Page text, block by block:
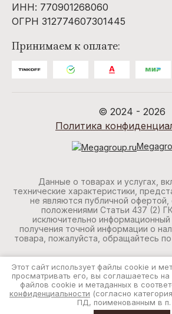
ИНН: 770901268060
ОГРН 312774607301445
Принимаем к оплате:
© 2024 - 2026
Политика
Данные о товарах и услугах,
технические характеристики,
не являются публичной
положениями Статьи 437 (2)
исключительно
получения точной информации о
товара, пожалуйста, обращайтесь
Этот сайт использует файлы cookie и
просматривать его, вы соглашаетесь
файлов cookie и метаданных в
конфиденциальности (согласно
ПД, поименованным в п.